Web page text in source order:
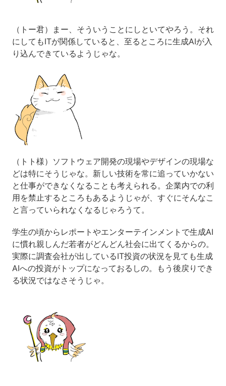
（トー君）まー、そういうことにしといてやろう。それ
にしてもITが関係していると、至るところに生成AIが入
り込んできているようじゃな。
（トト様）ソフトウェア開発の現場やデザインの現場な
どは特にそうじゃな。新しい技術を常に追っていかない
と仕事ができなくなることも考えられる。企業内での利
用を禁止するところもあるようじゃが、すぐにそんなこ
と言っていられなくなるじゃろうて。
学生の頃からレポートやエンターテインメントで生成AI
に慣れ親しんだ若者がどんどん社会に出てくるからの。
実際に調査会社が出しているIT投資の状況を見ても生成
AIへの投資がトップになっておるしの。もう後戻りでき
る状況ではなさそうじゃ。